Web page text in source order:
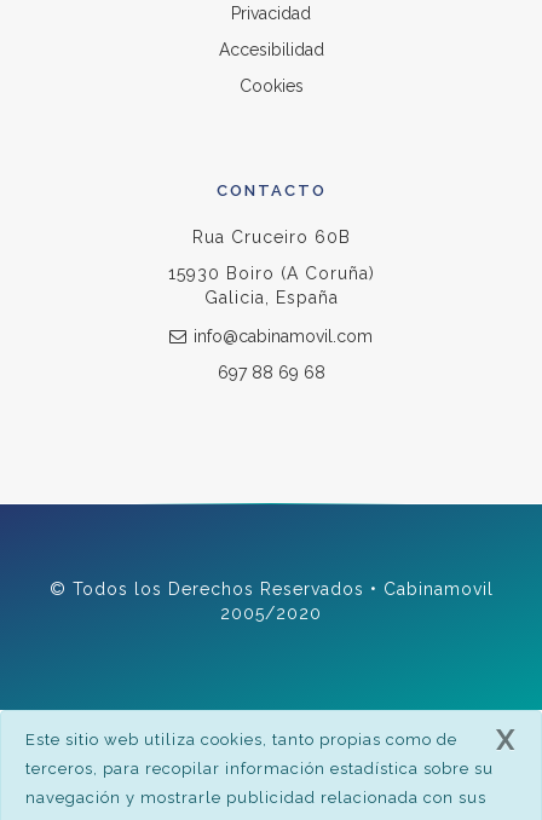
Privacidad
Accesibilidad
Cookies
CONTACTO
Rua Cruceiro 60B
15930 Boiro (A Coruña)
Galicia, España
info@cabinamovil.com
697 88 69 68
© Todos los Derechos Reservados • Cabinamovil
2005/2020
X
Este sitio web utiliza cookies, tanto propias como de
terceros, para recopilar información estadística sobre su
navegación y mostrarle publicidad relacionada con sus